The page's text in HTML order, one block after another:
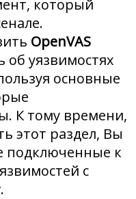
который
OpenVAS
об уязвимостях
основные
К тому времени,
этот раздел, Вы
подключенные к
с
.